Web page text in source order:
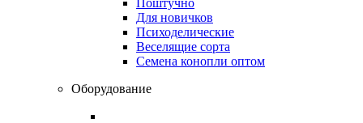
Поштучно
Для новичков
Психоделические
Веселящие сорта
Семена конопли оптом
Оборудование